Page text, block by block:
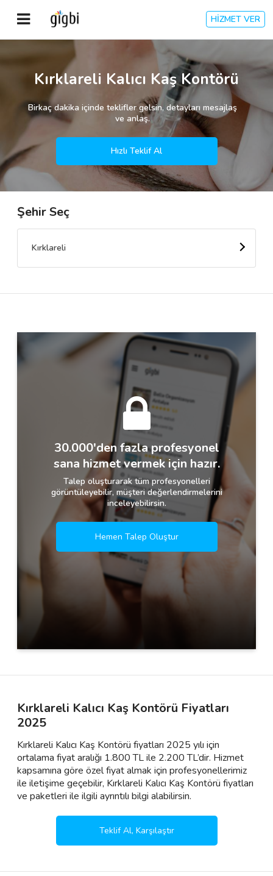
HİZMET VER
Giriş Yap
Kayıt Ol
Kategoriler
🎈 Biz Kimiz?
🌟 Müşteri Değerlendirmeleri
İletişim
Kariyer
Kırklareli Kalıcı Kaş Kontörü
Birkaç dakika içinde teklifler gelsin, detayları mesajlaş
ve anlaş.
Hızlı Teklif Al
Şehir Seç
Kırklareli
30.000'den fazla profesyonel
sana hizmet vermek için hazır.
Talep oluşturarak tüm profesyonelleri
görüntüleyebilir, müşteri değerlendirmelerini
inceleyebilirsin.
Hemen Talep Oluştur
Kırklareli Kalıcı Kaş Kontörü Fiyatları
2025
Kırklareli Kalıcı Kaş Kontörü fiyatları 2025 yılı için
ortalama fiyat aralığı 1.800 TL ile 2.200 TL’dir. Hizmet
kapsamına göre özel fiyat almak için profesyonellerimiz
ile iletişime geçebilir, Kırklareli Kalıcı Kaş Kontörü fiyatları
ve paketleri ile ilgili ayrıntılı bilgi alabilirsin.
Teklif Al, Karşılaştır